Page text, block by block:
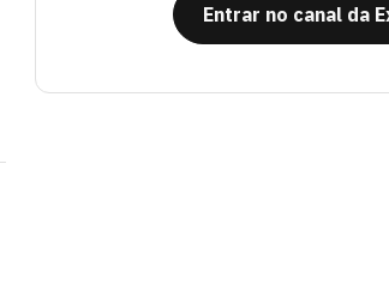
Entrar no canal da